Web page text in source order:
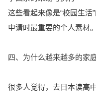
这些看起来像是“校园生
申请时最重要的个人素材。
四、为什么越来越多的家
很多人觉得，去日本读高